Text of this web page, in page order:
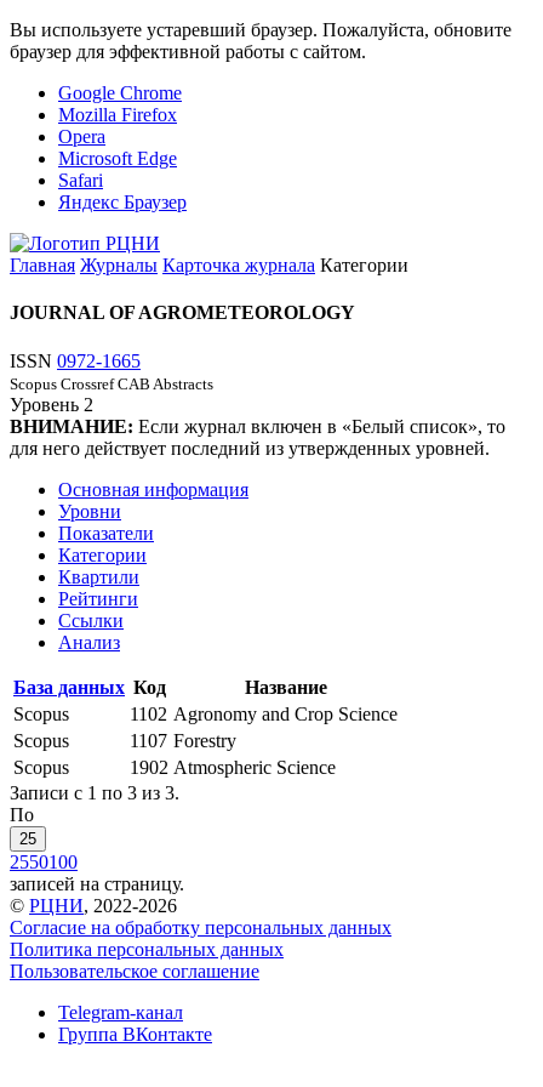
Вы используете устаревший браузер. Пожалуйста, обновите
браузер для эффективной работы с сайтом.
Google Chrome
Mozilla Firefox
Opera
Microsoft Edge
Safari
Яндекс Браузер
Главная Журналы Карточка журнала Категории
JOURNAL OF AGROMETEOROLOGY
ISSN 0972-1665
Scopus Crossref CAB Abstracts
Уровень 2
ВНИМАНИЕ: Если журнал включен в «Белый список», то
для него действует последний из утвержденных уровней.
Основная информация
Уровни
Показатели
Категории
Квартили
Рейтинги
Ссылки
Анализ
База данных Код
Название
Scopus
1102 Agronomy and Crop Science
Scopus
1107 Forestry
Scopus
1902 Atmospheric Science
Записи с 1 по 3 из 3.
По
25
2550100
записей на страницу.
© РЦНИ, 2022-2026
Согласие на обработку персональных данных
Политика персональных данных
Пользовательское соглашение
Telegram-канал
Группа ВКонтакте